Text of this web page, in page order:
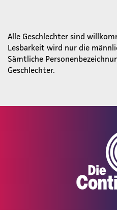
Alle Geschlechter sind
Lesbarkeit wird nur die
Sämtliche
Geschlechter.